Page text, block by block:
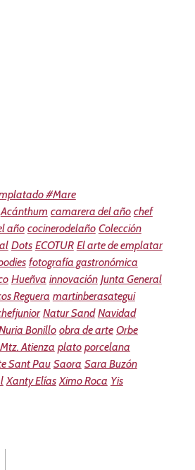
#Mare
Acánthum camarera del año chef
año cocinerodelaño Colección
Dots ECOTUR El arte de emplatar
fotografía gastronómica
Hueñva innovación Junta General
Reguera martinberasategui
Natur Sand Navidad
Bonillo obra de arte Orbe
Atienza plato porcelana
Sant Pau Saora Sara Buzón
Xanty Elías Ximo Roca Yis